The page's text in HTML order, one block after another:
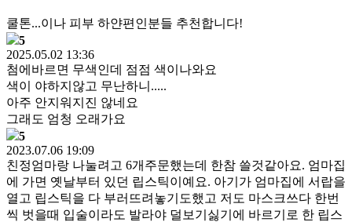
쿨톤...이나 피부 하얀편인분들 추천합니다!
5
2025.05.02 13:36
첨에바르면 무색인데 점점 색이나와요
색이 야하지않고 무난하니.....
아주 안지워지진 않네요
그래도 엄청 오래가요
5
2023.07.06 19:09
친정엄마랑 나눌려고 6개주문했는데 한참 쓸것같아요. 엄마집
에 가면 옛날부터 있던 립스틱이예요. 아기가 엄마집에 서랍을
열고 립스틱을 다 부러뜨려놓기도했고 저도 마스크쓰다 한번
씩 벗을때 입술이라도 발라야 덜보기싫기에 바르기로 한 립스